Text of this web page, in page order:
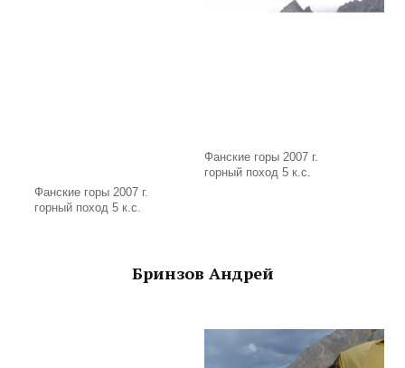
Фанские горы 2007 г.
горный поход 5 к.с.
Фанские горы 2007 г.
горный поход 5 к.с.
Бринзов Андрей